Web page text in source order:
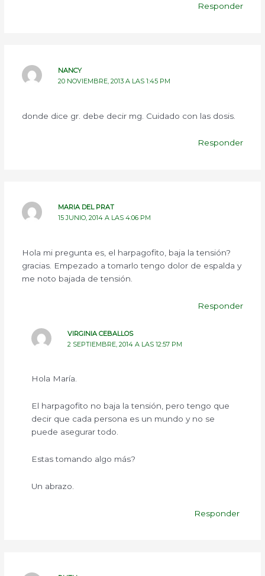
Responder
NANCY
20 NOVIEMBRE, 2013 A LAS 1:45 PM
donde dice gr. debe decir mg. Cuidado con las dosis.
Responder
MARIA DEL PRAT
15 JUNIO, 2014 A LAS 4:06 PM
Hola mi pregunta es, el harpagofito, baja la tensión?
gracias. Empezado a tomarlo tengo dolor de espalda y
me noto bajada de tensión.
Responder
VIRGINIA CEBALLOS
2 SEPTIEMBRE, 2014 A LAS 12:57 PM
Hola María.
El harpagofito no baja la tensión, pero tengo que
decir que cada persona es un mundo y no se
puede asegurar todo.
Estas tomando algo más?
Un abrazo.
Responder